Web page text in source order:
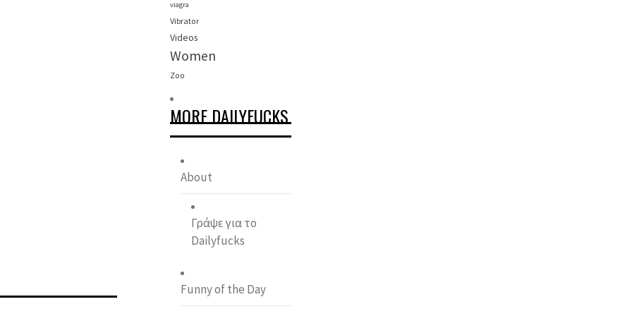
viagra
Vibrator
Videos
Women
Zoo
MORE DAILYFUCKS
About
Γράψε για το
Dailyfucks
Funny of the Day